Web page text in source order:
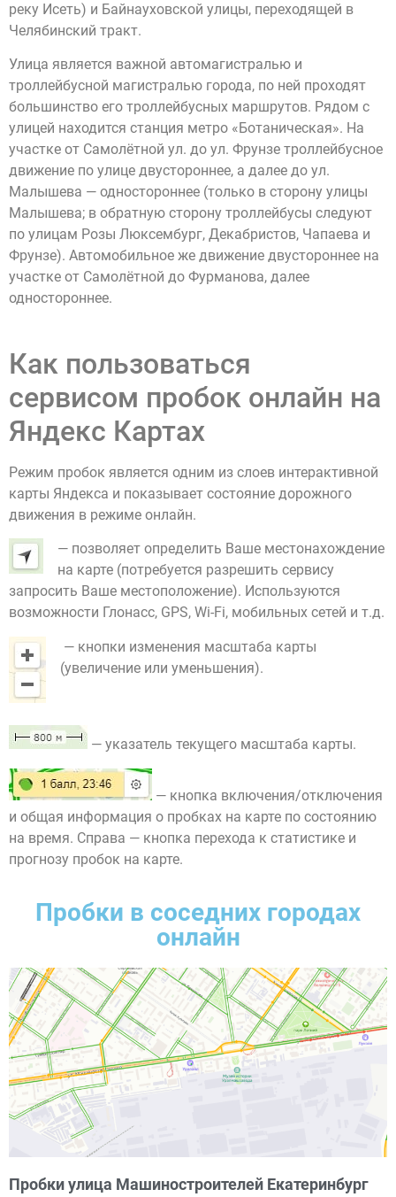
реку Исеть) и Байнауховской улицы, переходящей в
Челябинский тракт.
Улица является важной автомагистралью и
троллейбусной магистралью города, по ней проходят
большинство его троллейбусных маршрутов. Рядом с
улицей находится станция метро «Ботаническая». На
участке от Самолётной ул. до ул. Фрунзе троллейбусное
движение по улице двустороннее, а далее до ул.
Малышева — одностороннее (только в сторону улицы
Малышева; в обратную сторону троллейбусы следуют
по улицам Розы Люксембург, Декабристов, Чапаева и
Фрунзе). Автомобильное же движение двустороннее на
участке от Самолётной до Фурманова, далее
одностороннее.
Как пользоваться
сервисом пробок онлайн на
Яндекс Картах
Режим пробок является одним из слоев интерактивной
карты Яндекса и показывает состояние дорожного
движения в режиме онлайн.
— позволяет определить Ваше местонахождение
на карте (потребуется разрешить сервису
запросить Ваше местоположение). Используются
возможности Глонасс, GPS, Wi-Fi, мобильных сетей и т.д.
— кнопки изменения масштаба карты
(увеличение или уменьшения).
— указатель текущего масштаба карты.
— кнопка включения/отключения
и общая информация о пробках на карте по состоянию
на время. Справа — кнопка перехода к статистике и
прогнозу пробок на карте.
Пробки в соседних городах
онлайн
Пробки улица Машиностроителей Екатеринбург